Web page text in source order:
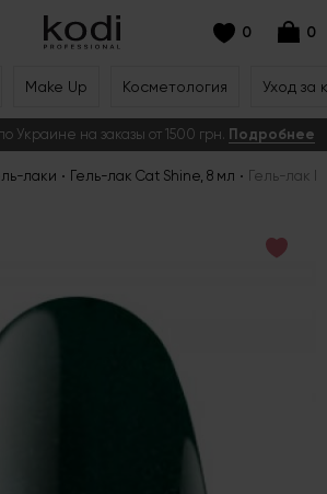
0 0
Make Up Косметология Уход за
Украине на заказы от 1500 грн. Подробнее
лаки Гель-лак Cat Shine, 8 мл Гель-лак